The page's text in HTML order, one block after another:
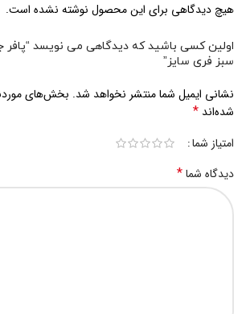
هیچ دیدگاهی برای این محصول نوشته نشده است.
اولین کسی باشید که دیدگاهی می نویسد “پافر
سبز فری سایز”
نشانی ایمیل شما منتشر نخواهد شد. بخش‌های
شده‌اند *
امتیاز شما
دیدگاه شما*